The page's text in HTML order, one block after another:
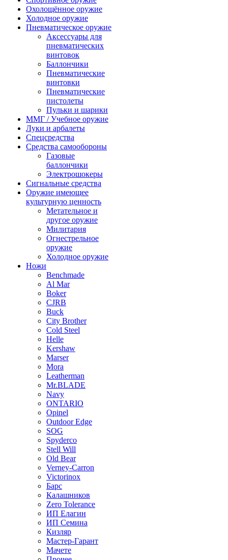
Охолощённое оружие
Холодное оружие
Пневматическое оружие
Аксессуары для
пневматических
винтовок
Баллончики
Пневматические
винтовки
Пневматические
пистолеты
Пульки и шарики
ММГ / Учебное оружие
Луки и арбалеты
Спецсредства
Средства самообороны
Газовые
баллончики
Электрошокеры
Сигнальные средства
Оружие имеющее
культурную ценность
Метательное и
другое оружие
Милитария
Огнестрельное
оружие
Холодное оружие
Ножи
Benchmade
Al Mar
Boker
CJRB
Buck
City Brother
Cold Steel
Helle
Kershaw
Marser
Mora
Leatherman
Mr.BLADE
Navy
ONTARIO
Opinel
Outdoor Edge
SOG
Spyderco
Stell Will
Old Bear
Verney-Carron
Victorinox
Барс
Калашников
Zero Tolerance
ИП Елагин
ИП Семина
Кизляр
Мастер-Гарант
Мачете